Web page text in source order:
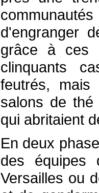
d'engranger
grâce à ces
clinquants
feutrés,
salons de
qui abritaient
En deux
des équipes
Versailles ou